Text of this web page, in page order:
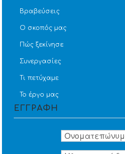
Βραβεύσεις
Ο σκοπός μας
Πώς ξεκίνησε
Συνεργασίες
Τι πετύχαμε
Το έργο μας
ΕΓΓΡΑΦΗ